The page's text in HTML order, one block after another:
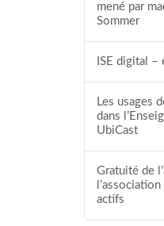
mené par
Sommer
ISE digital
Les usages
dans
UbiCast
Gratuité de
actifs